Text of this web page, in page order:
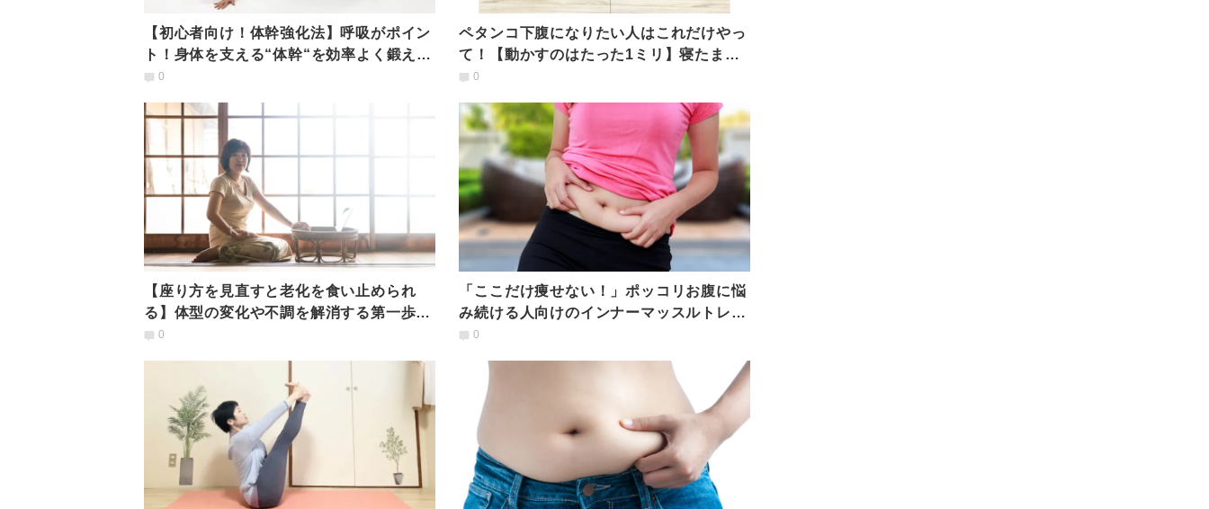
【初心者向け！体幹強化法】呼吸がポイン
ト！身体を支える“体幹“を効率よく鍛える
「簡単ヨガトレ」
0
ペタンコ下腹になりたい人はこれだけやっ
て！【動かすのはたった1ミリ】寝たまま
腹横筋エクサ
0
【座り方を見直すと老化を食い止められ
る】体型の変化や不調を解消する第一歩
は、座る姿勢だった！
0
「ここだけ痩せない！」ポッコリお腹に悩
み続ける人向けのインナーマッスルトレー
ニング３選
0